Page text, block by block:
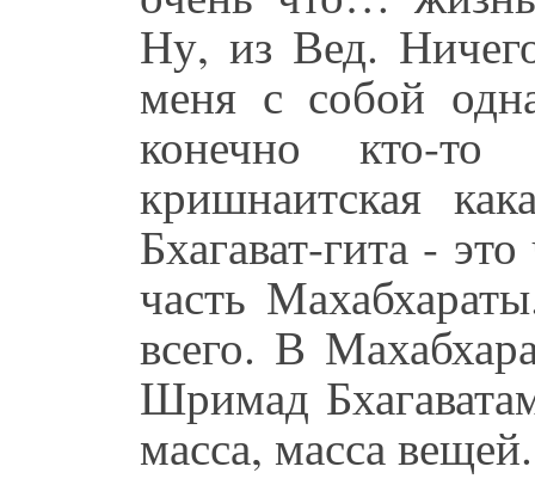
Ну, из Вед.
меня с собой
конечно кто-
кришнаитская
Бхагават-гита -
часть
всего. В
Шримад
масса, масса вещей.